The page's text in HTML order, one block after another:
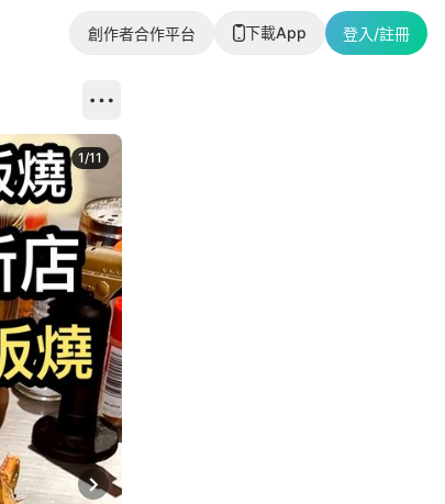
創作者合作平台 下載App 登入/註冊
Next slide
1/11